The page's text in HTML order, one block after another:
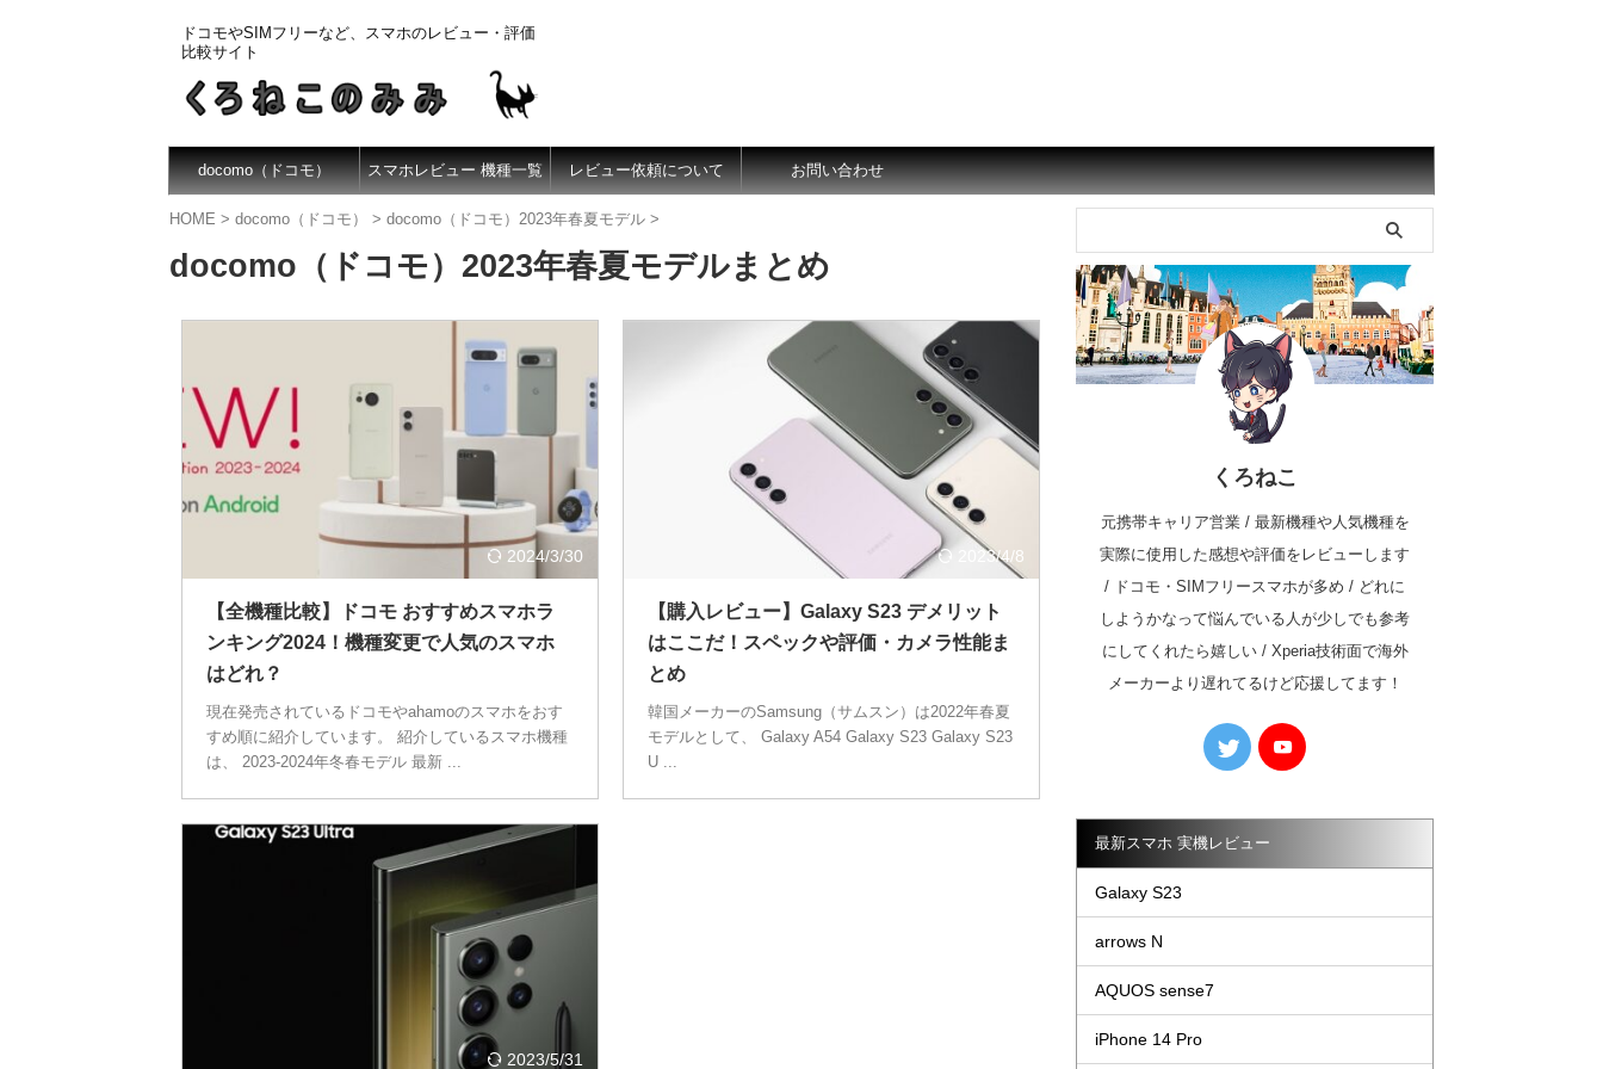
ドコモやSIMフリーなど、スマホのレビュー・評価
比較サイト
docomo（ドコモ） スマホレビュー 機種一覧 レビュー依頼について お問い合わせ
HOME > docomo（ドコモ） > docomo（ドコモ）2023年春夏モデル >
docomo（ドコモ）2023年春夏モデルまとめ
2024/3/30
【全機種比較】ドコモ おすすめスマホラ
ンキング2024！機種変更で人気のスマホ
はどれ？
現在発売されているドコモやahamoのスマホをおす
すめ順に紹介しています。 紹介しているスマホ機種
は、 2023-2024年冬春モデル 最新 ...
2023/4/8
【購入レビュー】Galaxy S23 デメリット
はここだ！スペックや評価・カメラ性能ま
とめ
韓国メーカーのSamsung（サムスン）は2022年春夏
モデルとして、 Galaxy A54 Galaxy S23 Galaxy S23
U ...
2023/5/31
くろねこ
元携帯キャリア営業 / 最新機種や人気機種を
実際に使用した感想や評価をレビューします
/ ドコモ・SIMフリースマホが多め / どれに
しようかなって悩んでいる人が少しでも参考
にしてくれたら嬉しい / Xperia技術面で海外
メーカーより遅れてるけど応援してます！
最新スマホ 実機レビュー
Galaxy S23
arrows N
AQUOS sense7
iPhone 14 Pro